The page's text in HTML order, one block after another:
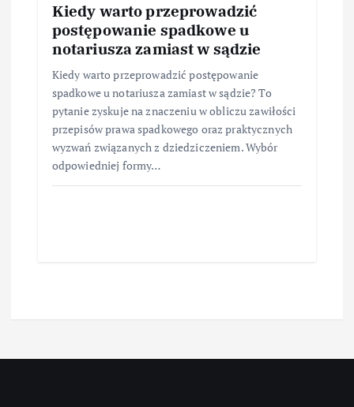
Kiedy warto przeprowadzić
postępowanie spadkowe u
notariusza zamiast w sądzie
Kiedy warto przeprowadzić postępowanie
spadkowe u notariusza zamiast w sądzie? To
pytanie zyskuje na znaczeniu w obliczu zawiłości
przepisów prawa spadkowego oraz praktycznych
wyzwań związanych z dziedziczeniem. Wybór
odpowiedniej formy…